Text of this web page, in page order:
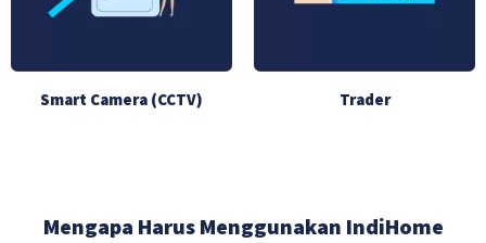
Smart Camera (CCTV) Trader
Mengapa Harus Menggunakan IndiHome